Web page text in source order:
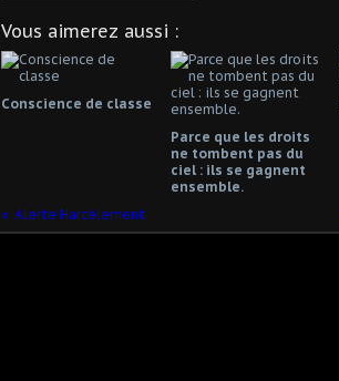
Vous aimerez aussi :
Conscience de classe
Parce que les droits
ne tombent pas du
ciel : ils se gagnent
ensemble.
Alerte Harcèlement